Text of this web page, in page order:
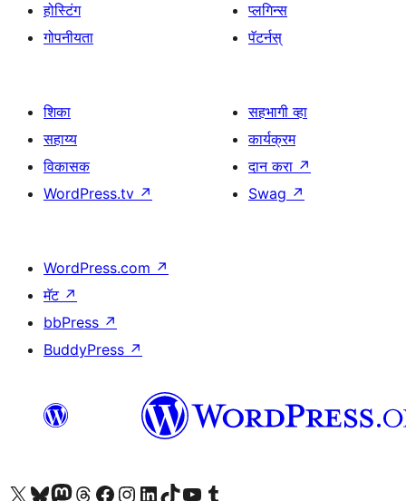
होस्टिंग
गोपनीयता
प्लगिन्स
पॅटर्नस्
शिका
सहाय्य
विकासक
WordPress.tv ↗
सहभागी व्हा
कार्यक्रम
दान करा ↗
Swag ↗
WordPress.com ↗
मॅट ↗
bbPress ↗
BuddyPress ↗
आमच्या X (एक्स) (पूर्वीचे ट्विटर) खात्याला भेट द्या आमच्या ब्लूस्की खात्याला भेट द्या.आमच्या Mastodon खात्याला भेट द्या.आमच्या थ्रेड्स खात्याला भेट द्या. आमच्या फेसबुक पेजला भेट द्या आमच्या इंस्टाग्राम खात्याला भेट द्या आमच्या लिंक्डइन खात्याला भेट द्या आमच्या टिकटॉक अकाउंटला भेट द्या.आमच्या यूट्यूब चॅनेलला भेट द्या आमच्या टंबलर खात्याला भेट द्या.